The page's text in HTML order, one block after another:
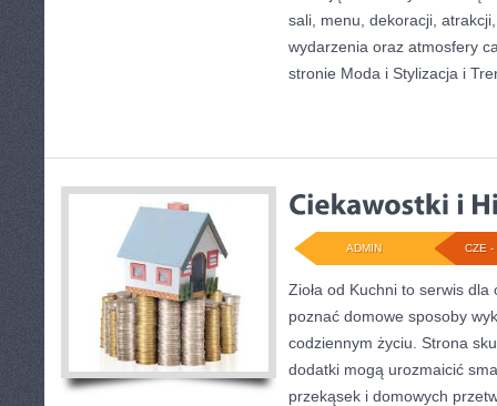
sali, menu, dekoracji,
wydarzenia oraz atmosfery
stronie Moda i Stylizacja i
CZE -
ADMIN
Zioła od Kuchni to serwis
poznać domowe sposoby
codziennym życiu. Strona
dodatki mogą urozmaicić
przekąsek i domowych